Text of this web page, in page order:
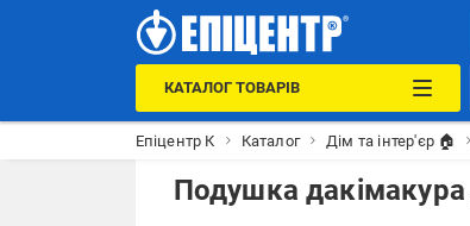
КАТАЛОГ ТОВАРІВ
Епіцентр К Каталог Дім та інтер'єр 🏠
Подушка